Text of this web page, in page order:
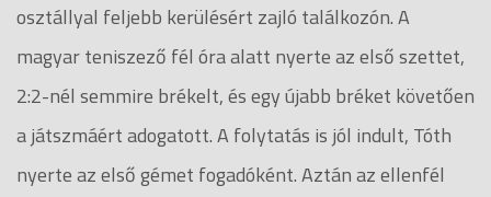
osztállyal feljebb kerülésért zajló találkozón. A
magyar teniszező fél óra alatt nyerte az első szettet,
2:2-nél semmire brékelt, és egy újabb bréket követően
a játszmáért adogatott. A folytatás is jól indult, Tóth
nyerte az első gémet fogadóként. Aztán az ellenfél